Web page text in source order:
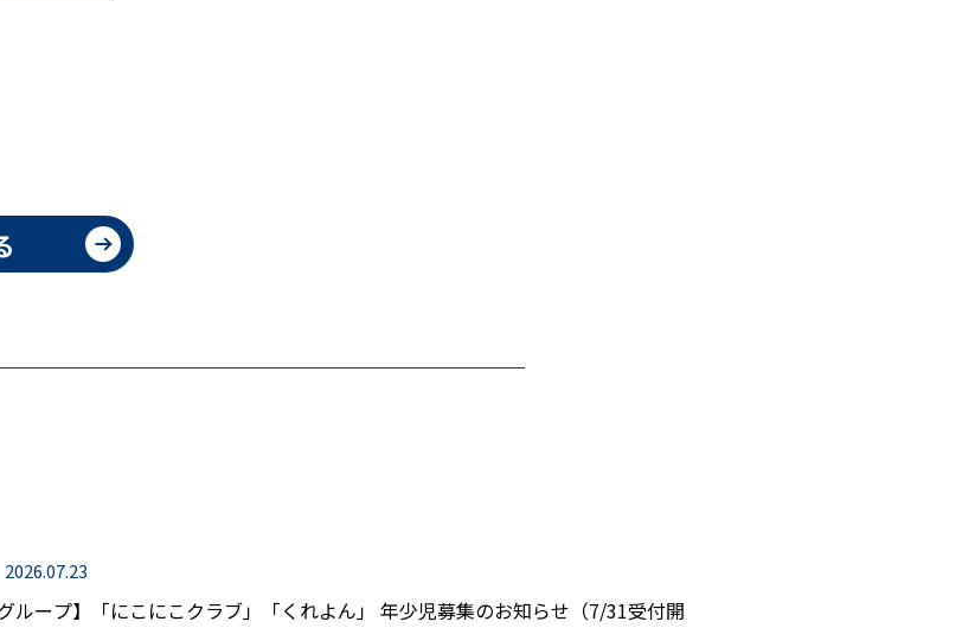
2026.07.23
ループ】「にこにこクラブ」「くれよん」 年少児募集のお知らせ（7/31受付開